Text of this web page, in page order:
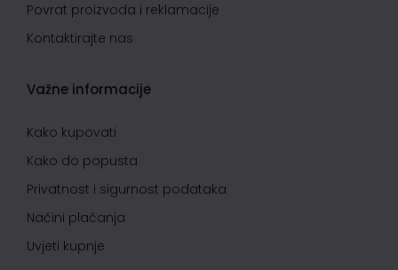
Povrat proizvoda i reklamacije
Kontaktirajte nas
Važne informacije
Kako kupovati
Kako do popusta
Privatnost i sigurnost podataka
Načini plaćanja
Uvjeti kupnje